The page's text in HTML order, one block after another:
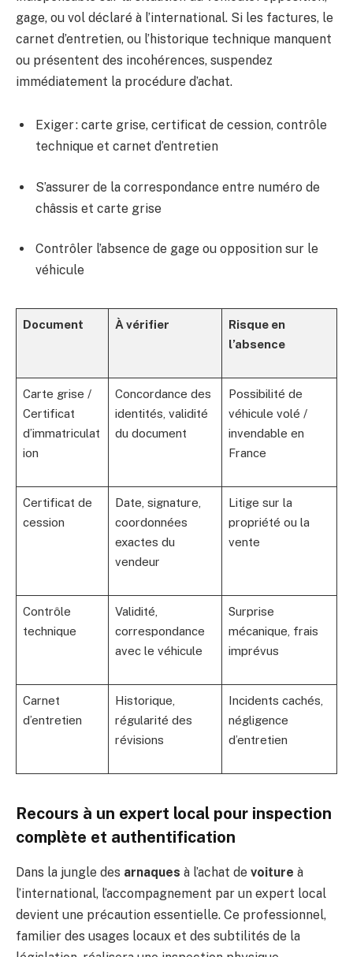
gage, ou vol déclaré à l’international. Si les factures, le
carnet d’entretien, ou l’historique technique manquent
ou présentent des incohérences, suspendez
immédiatement la procédure d’achat.
Exiger : carte grise, certificat de cession, contrôle
technique et carnet d’entretien
S’assurer de la correspondance entre numéro de
châssis et carte grise
Contrôler l’absence de gage ou opposition sur le
véhicule
Document À vérifier
Risque en
l’absence
Carte grise /
Certificat
d’immatriculat
ion
Concordance des
identités, validité
du document
Possibilité de
véhicule volé /
invendable en
France
Certificat de
cession
Date, signature,
coordonnées
exactes du
vendeur
Litige sur la
propriété ou la
vente
Contrôle
technique
Validité,
correspondance
avec le véhicule
Surprise
mécanique, frais
imprévus
Carnet
d’entretien
Historique,
régularité des
révisions
Incidents cachés,
négligence
d’entretien
Recours à un expert local pour inspection
complète et authentification
Dans la jungle des arnaques à l’achat de voiture à
l’international, l’accompagnement par un expert local
devient une précaution essentielle. Ce professionnel,
familier des usages locaux et des subtilités de la